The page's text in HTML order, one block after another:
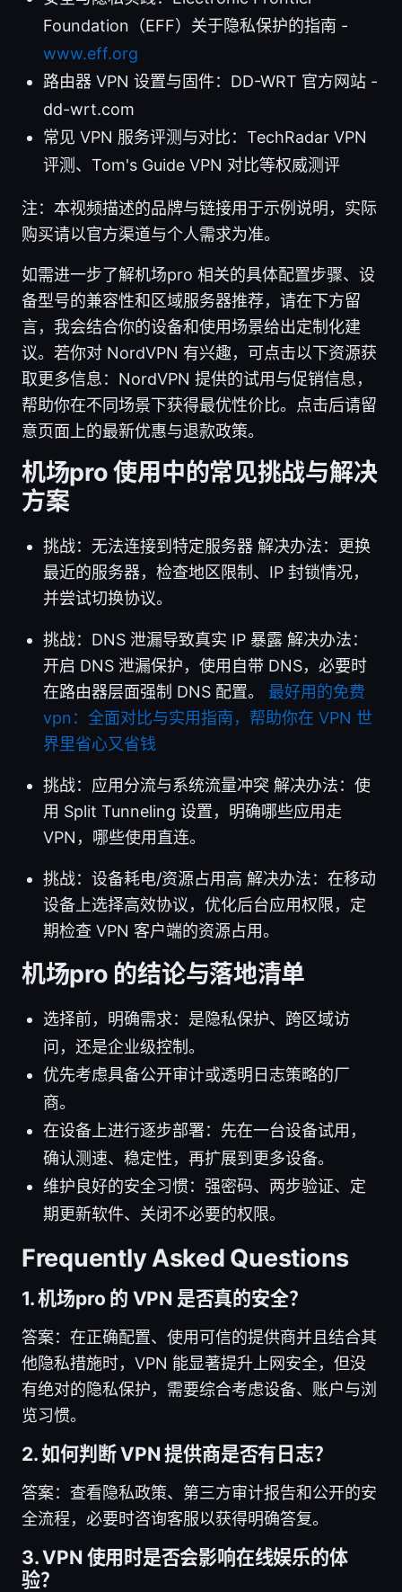
Foundation（EFF）关于隐私保护的指南 -
www.eff.org
路由器 VPN 设置与固件：DD-WRT 官方网站 -
dd-wrt.com
常见 VPN 服务评测与对比：TechRadar VPN
评测、Tom's Guide VPN 对比等权威测评
注：本视频描述的品牌与链接用于示例说明，实际
购买请以官方渠道与个人需求为准。
如需进一步了解机场pro 相关的具体配置步骤、设
备型号的兼容性和区域服务器推荐，请在下方留
言，我会结合你的设备和使用场景给出定制化建
议。若你对 NordVPN 有兴趣，可点击以下资源获
取更多信息：NordVPN 提供的试用与促销信息，
帮助你在不同场景下获得最优性价比。点击后请留
意页面上的最新优惠与退款政策。
机场pro 使用中的常见挑战与解决
方案
挑战：无法连接到特定服务器 解决办法：更换
最近的服务器，检查地区限制、IP 封锁情况，
并尝试切换协议。
挑战：DNS 泄漏导致真实 IP 暴露 解决办法：
开启 DNS 泄漏保护，使用自带 DNS，必要时
在路由器层面强制 DNS 配置。 最好用的免费
vpn：全面对比与实用指南，帮助你在 VPN 世
界里省心又省钱
挑战：应用分流与系统流量冲突 解决办法：使
用 Split Tunneling 设置，明确哪些应用走
VPN，哪些使用直连。
挑战：设备耗电/资源占用高 解决办法：在移动
设备上选择高效协议，优化后台应用权限，定
期检查 VPN 客户端的资源占用。
机场pro 的结论与落地清单
选择前，明确需求：是隐私保护、跨区域访
问，还是企业级控制。
优先考虑具备公开审计或透明日志策略的厂
商。
在设备上进行逐步部署：先在一台设备试用，
确认测速、稳定性，再扩展到更多设备。
维护良好的安全习惯：强密码、两步验证、定
期更新软件、关闭不必要的权限。
Frequently Asked Questions
1. 机场pro 的 VPN 是否真的安全？
答案：在正确配置、使用可信的提供商并且结合其
他隐私措施时，VPN 能显著提升上网安全，但没
有绝对的隐私保护，需要综合考虑设备、账户与浏
览习惯。
2. 如何判断 VPN 提供商是否有日志？
答案：查看隐私政策、第三方审计报告和公开的安
全流程，必要时咨询客服以获得明确答复。
3. VPN 使用时是否会影响在线娱乐的体
验？